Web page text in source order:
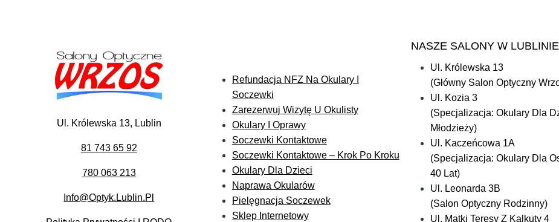
Ul. Królewska 13, Lublin
81 743 65 92
780 063 213
Info@optyk.lublin.pl
Refundacja NFZ Na Okulary I
Soczewki
Zarezerwuj Wizytę U Okulisty
Okulary I Oprawy
Soczewki Kontaktowe
Soczewki Kontaktowe – Krok Po Kroku
Okulary Dla Dzieci
Naprawa Okularów
Pielęgnacja Soczewek
Sklep Internetowy
NASZE SALONY W LUBLINIE
Ul. Królewska 13
(Główny Salon Optyczny
Ul. Kozia 3
(Specjalizacja: Okulary Dla
Młodzieży)
Ul. Kaczeńcowa 1A
(Specjalizacja: Okulary Dla
40 Lat)
Ul. Leonarda 3B
(Salon Optyczny Rodzinny)
Ul. Matki Teresy Z Kalkuty 4